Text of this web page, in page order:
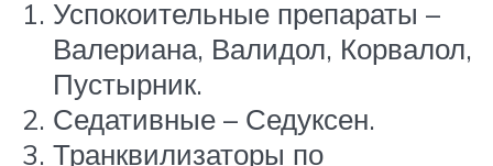
Успокоительные препараты –
Валериана, Валидол, Корвалол,
Пустырник.
Седативные – Седуксен.
Транквилизаторы по